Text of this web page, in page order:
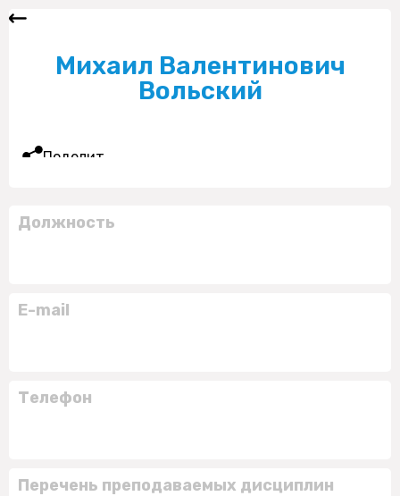
Михаил Валентинович
Вольский
Поделиться
Должность
E-mail
Телефон
Перечень преподаваемых дисциплин